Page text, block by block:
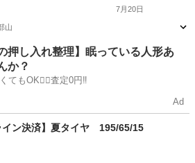
7月20日
山
タイヤ、ホイール 冬タイヤ
押し入れ整理】眠っている人形あ
か？
てもOK🙆‍♀️査定0円‼️
Ad